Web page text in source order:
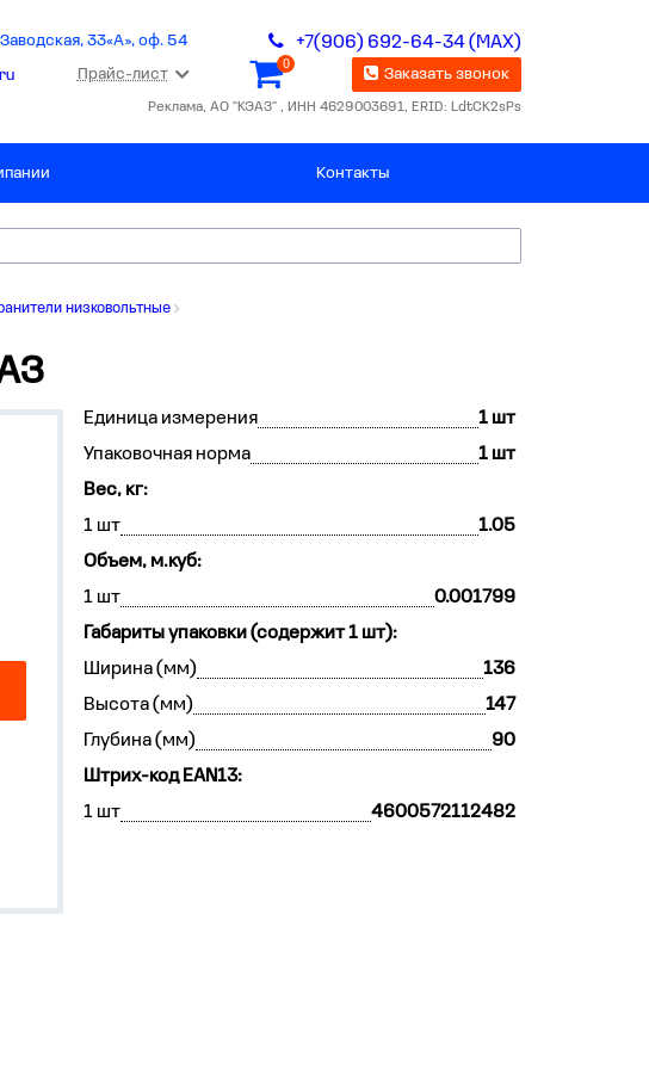
33«А», оф. 54 +7(906) 692-64-34 (MAX)
Прайс-лист
0
Заказать звонок
Реклама, АО "КЭАЗ" , ИНН 4629003691, ERID: LdtCK2sPs
Контакты
низковольтные
Единица измерения
1 шт
Упаковочная норма
1 шт
Вес, кг:
1 шт
1.05
Объем, м.куб:
1 шт
0.001799
Габариты упаковки (содержит 1 шт):
Ширина (мм)
136
Высота (мм)
147
Глубина (мм)
90
Штрих-код EAN13:
1 шт
4600572112482